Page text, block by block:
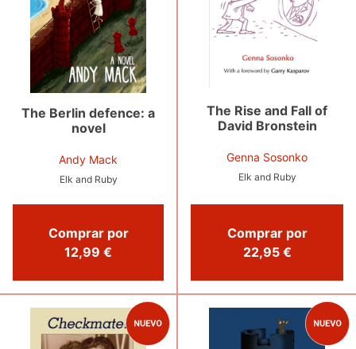
The Berlin defence: a
novel
Andy Mack
Elk and Ruby
Comprar por
12,99 €
The Rise and Fall of
David Bronstein
Genna Sosonko
Elk and Ruby
Comprar por
22,95 €